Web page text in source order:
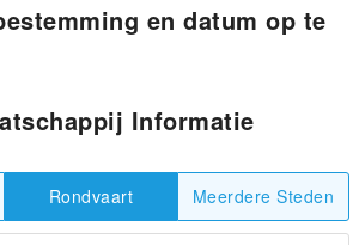
en datum op te
Informatie
Rondvaart Meerdere Steden